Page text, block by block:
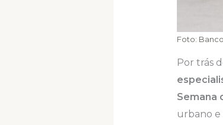
Foto:
Por trás
Semana
urbano e